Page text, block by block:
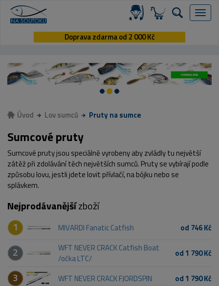
Menu
Doprava zdarma od 2 000 Kč
Úvod Lov sumců Pruty na sumce
Sumcové pruty
Sumcové pruty jsou speciálně vyrobeny aby zvládly tu největší
zátěž při zdolávání těch největších sumců. Pruty se vybírají podle
způsobu lovu, jestli jdete lovit přívlačí, na bójku nebo se
splávkem.
Nejprodávanějšízboží
1
MIVARDI Fanatic Catfish od 746 Kč
2
WFT NEVER CRACK Catfish Boat
/očka LTC/
od 1 790 Kč
3 WFT NEVER CRACK FJORDSPIN
od 1 790 Kč